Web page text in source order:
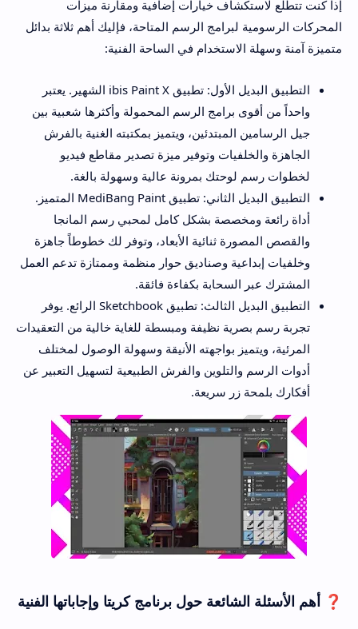
إذا كنت تتطلع لاستكشاف خيارات إضافية ومقارنة ميزات
المحركات الرسومية لبرامج الرسم المتاحة، فإليك أهم ثلاثة بدائل
متميزة آمنة وسهلة الاستخدام في الساحة الفنية:
التطبيق البديل الأول: تطبيق ibis Paint X الشهير. يعتبر
واحداً من أقوى برامج الرسم المحمولة وأكثرها شعبية بين
جيل الرسامين المبتدئين، ويتميز بمكتبته الغنية بالفرش
الجاهزة والخلفيات وتوفير ميزة تصدير مقاطع فيديو
لخطوات رسم لوحتك بمرونة عالية وسهولة بالغة.
التطبيق البديل الثاني: تطبيق MediBang Paint المتميز.
أداة رائعة ومخصصة بشكل كامل لمحبي رسم المانجا
والقصص المصورة ثنائية الأبعاد، وتوفر لك خطوطاً جاهزة
وخلفيات إبداعية وصناديق حوار منظمة وممتازة تدعم العمل
المشترك عبر السحابة بكفاءة فائقة.
التطبيق البديل الثالث: تطبيق Sketchbook الرائع. يوفر
تجربة رسم بصرية نظيفة ومبسطة للغاية خالية من التعقيدات
المرئية، ويتميز بواجهته الأنيقة وسهولة الوصول لمختلف
أدوات الرسم والتلوين والفرش الطبيعية لتسهيل التعبير عن
أفكارك بلمحة زر سريعة.
❓ أهم الأسئلة الشائعة حول برنامج كريتا وإجاباتها الفنية